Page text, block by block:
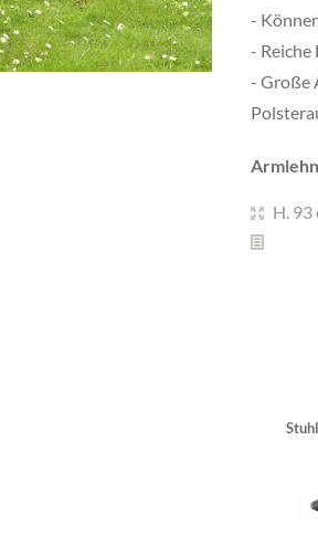
-
-
- Große
H. 93